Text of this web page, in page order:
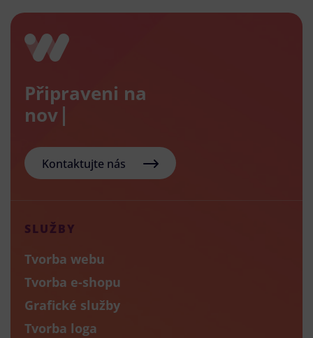
Připraveni na
nový e-s
Kontaktujte nás
SLUŽBY
Tvorba webu
Tvorba e-shopu
Grafické služby
Tvorba loga